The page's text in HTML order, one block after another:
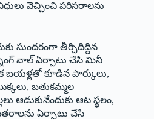
వెచ్చించి పరిసరాలను
సుందరంగా తీర్చిదిద్దిన
‌వాల్‌ ఏర్పాటు చేసి మినీ
బయళ్లతో కూడిన పార్కులు,
బతుకమ్మల
ఆడుకునేందుకు ఆట స్థలం,
ఏర్పాటు చేసి